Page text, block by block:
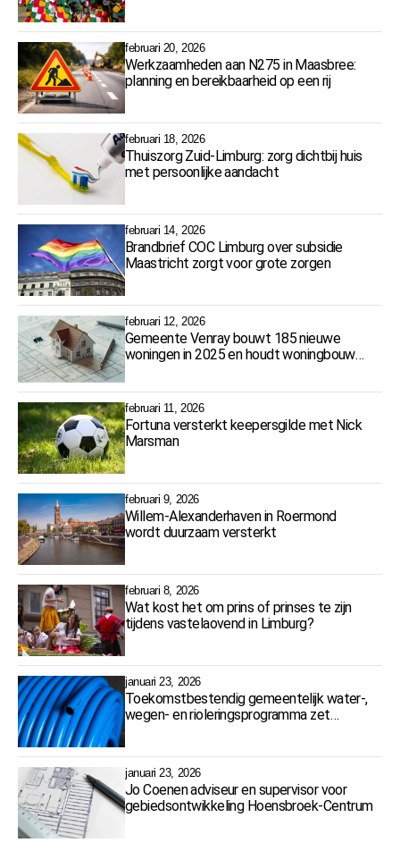
februari 20, 2026
Werkzaamheden aan N275 in Maasbree:
planning en bereikbaarheid op een rij
februari 18, 2026
Thuiszorg Zuid-Limburg: zorg dichtbij huis
met persoonlijke aandacht
februari 14, 2026
Brandbrief COC Limburg over subsidie
Maastricht zorgt voor grote zorgen
februari 12, 2026
Gemeente Venray bouwt 185 nieuwe
woningen in 2025 en houdt woningbouw
februari 11, 2026
Fortuna versterkt keepersgilde met Nick
Marsman
februari 9, 2026
Willem-Alexanderhaven in Roermond
wordt duurzaam versterkt
februari 8, 2026
Wat kost het om prins of prinses te zijn
tijdens vastelaovend in Limburg?
januari 23, 2026
Toekomstbestendig gemeentelijk water-,
wegen- en rioleringsprogramma zet
januari 23, 2026
Jo Coenen adviseur en supervisor voor
gebiedsontwikkeling Hoensbroek-Centrum